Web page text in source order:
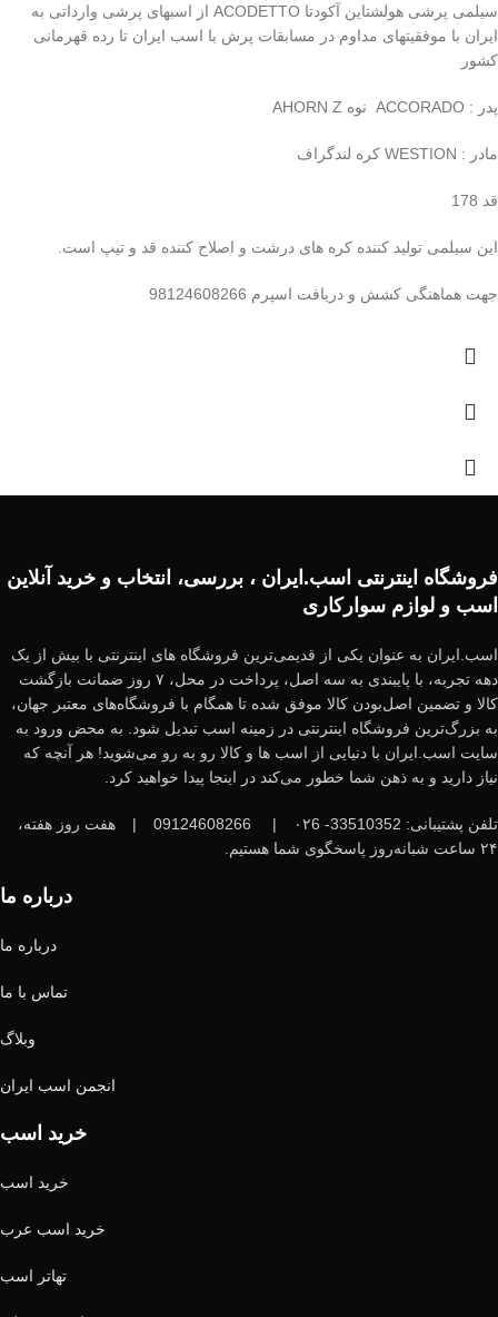
سیلمی پرشی هولشتاین آکودتا ACODETTO از اسبهای پرشی وارداتی به
ایران با موفقیتهای مداوم در مسابقات پرش با اسب ایران تا رده قهرمانی
کشور
پدر : ACCORADO نوه AHORN Z
مادر : WESTION کره لندگراف
قد 178
این سیلمی تولید کننده کره های درشت و اصلاح کننده قد و تیپ است.
جهت هماهنگی کشش و دریافت اسپرم 98124608266
فروشگاه اینترنتی اسب.ایران ، بررسی، انتخاب و خرید آنلاین
اسب و لوازم سوارکاری
اسب.ایران به عنوان یکی از قدیمی‌ترین فروشگاه های اینترنتی با بیش از یک
دهه تجربه، با پایبندی به سه اصل، پرداخت در محل، ۷ روز ضمانت بازگشت
کالا و تضمین اصل‌بودن کالا موفق شده تا همگام با فروشگاه‌های معتبر جهان،
به بزرگ‌ترین فروشگاه اینترنتی در زمینه اسب تبدیل شود. به محض ورود به
سایت اسب.ایران با دنیایی از اسب ها و کالا رو به رو می‌شوید! هر آنچه که
نیاز دارید و به ذهن شما خطور می‌کند در اینجا پیدا خواهید کرد.
تلفن پشتیبانی: 33510352- ۰۲6 |
|
هفت روز هفته،
۲۴ ساعت شبانه‌روز پاسخگوی شما هستیم.
درباره ما
درباره ما
تماس با ما
وبلاگ
انجمن اسب ایران
خرید اسب
خرید اسب
خرید اسب عرب
تهاتر اسب